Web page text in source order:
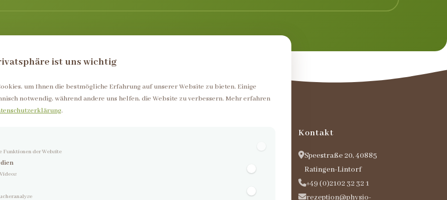
Therapie
08:00 – 15:00
Kontakt
Speestraße 20, 40885
Ratingen-Lintorf
+49 (0)2102 32 32 1
rezeption@physio-
ist uns wichtig
um Ihnen die bestmögliche Erfahrung auf unserer Website zu bieten. Einige
notwendig, während andere uns helfen, die Website zu verbessern. Mehr erfahren
.
Funktionen der Website